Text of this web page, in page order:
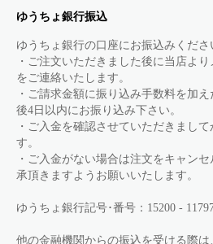
ゆうちょ銀行振込
ゆうちょ銀行の口座にお振込みくださ
・ご注文いただきました後に当店よ
をご連絡いたします。
・ご請求金額に振り込み手数料を加
後4日以内にお振り込み下さい。
・ご入金を確認させていただきまし
す。
・ご入金がない場合は注文をキャン
承頂きますようお願いいたします。
ゆうちょ銀行記号･番号：15200 -
他の金融機関からの振込を受ける際